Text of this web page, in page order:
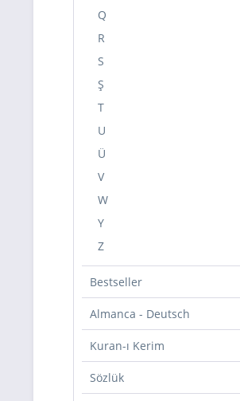
Q
R
S
Ş
T
U
Ü
V
W
Y
Z
Bestseller
Almanca - Deutsch
Kuran-ı Kerim
Sözlük